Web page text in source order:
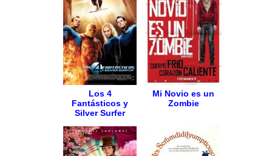
Los 4
Fantásticos y
Silver Surfer
Mi Novio es un
Zombie